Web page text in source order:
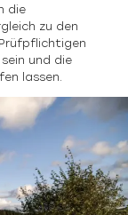
die
zu den
und die
lassen.